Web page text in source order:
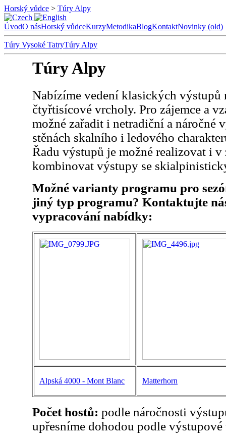
Horský vůdce > Túry Alpy
ÚvodO násHorský vůdceKurzyMetodikaBlogKontaktNovinky (old)
Túry Vysoké TatryTúry Alpy
Túry Alpy
Nabízíme vedení klasických výstupů
čtyřtisícové vrcholy. Pro zájemce a
možné zařadit i netradiční a náročné
stěnách skalního i ledového
Řadu výstupů je možné realizovat i
kombinovat výstupy se
Možné varianty programu pro
jiný typ programu? Kontaktujte
vypracování nabídky:
Alpská 4000 - Mont Blanc Matterhorn
Počet hostů: podle náročnosti
upřesníme dohodou podle výstupové